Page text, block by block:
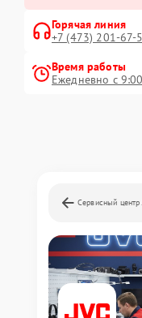
Горячая линия
+7 (473) 201-67-
Время работы
Ежедневно с
Сервисный центр